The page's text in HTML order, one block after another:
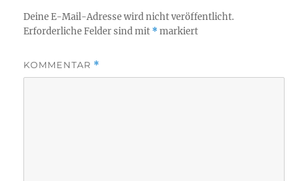
Deine E-Mail-Adresse wird nicht veröffentlicht.
Erforderliche Felder sind mit *markiert
KOMMENTAR *